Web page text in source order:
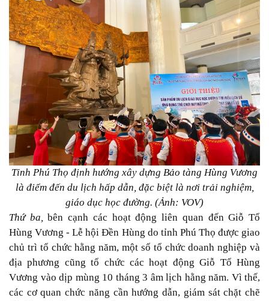
Tỉnh Phú Thọ định hướng xây dựng Bảo tàng Hùng Vương
là điểm đến du lịch hấp dẫn, đặc biệt là nơi trải nghiệm,
giáo dục học đường. (Ảnh: VOV)
Thứ ba, bên cạnh các hoạt động liên quan đến Giỗ Tổ
Hùng Vương - Lễ hội Đền Hùng do tỉnh Phú Thọ được giao
chủ trì tổ chức hằng năm, một số tổ chức doanh nghiệp và
địa phương cũng tổ chức các hoạt động Giỗ Tổ Hùng
Vương vào dịp mùng 10 tháng 3 âm lịch hằng năm. Vì thế,
các cơ quan chức năng cần hướng dẫn, giám sát chặt chẽ